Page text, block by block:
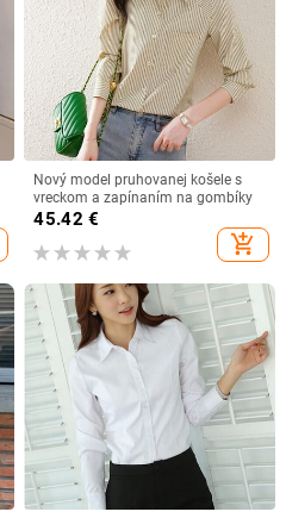
Nový model pruhovanej košele s
vreckom a zapínaním na gombíky
45.42 €
add_shopping_cart